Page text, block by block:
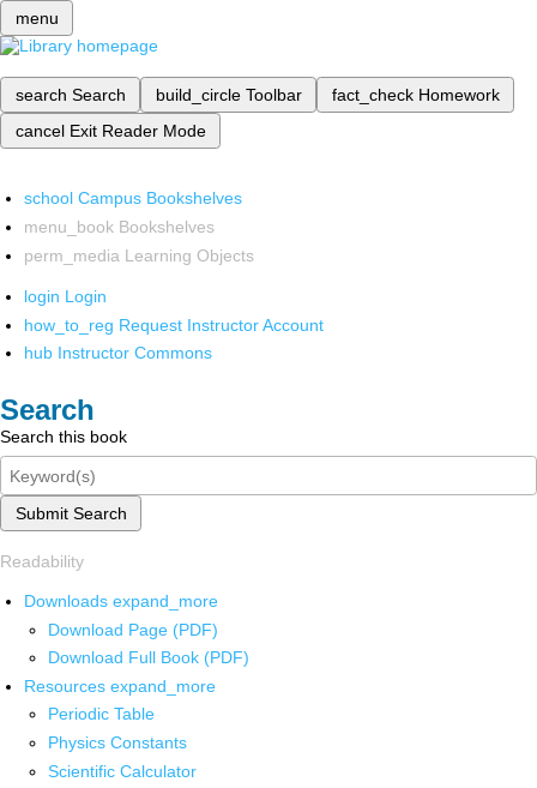
menu
search Search build_circle Toolbar fact_check Homework
cancel Exit Reader Mode
school Campus Bookshelves
menu_book Bookshelves
perm_media Learning Objects
login Login
how_to_reg Request Instructor Account
hub Instructor Commons
Search
Search this book
Submit Search
Readability
Downloads expand_more
Download Page (PDF)
Download Full Book (PDF)
Resources expand_more
Periodic Table
Physics Constants
Scientific Calculator